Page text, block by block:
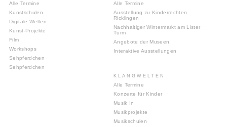
Alle Termine
Kunstschulen
Digitale Welten
Kunst-Projekte
Film
Workshops
Sehpferdchen
Sehpferdchen
Alle Termine
Ausstellung zu Kinderrechten
Ricklingen
Nachhaltiger Wintermarkt am Lister
Turm
Angebote der Museen
Interaktive Ausstellungen
KLANGWELTEN
Alle Termine
Konzerte für Kinder
Musik In
Musikprojekte
Musikschulen